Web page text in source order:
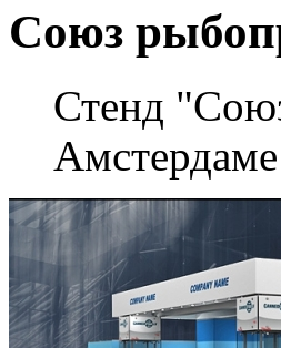
Союз
Стенд
Амстердаме